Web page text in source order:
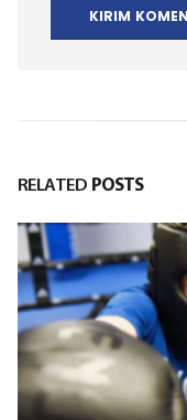
RELATED POSTS